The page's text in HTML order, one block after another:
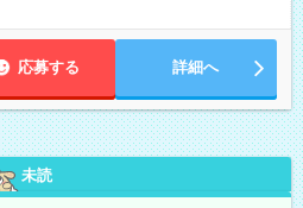
応募する 詳細へ
未読